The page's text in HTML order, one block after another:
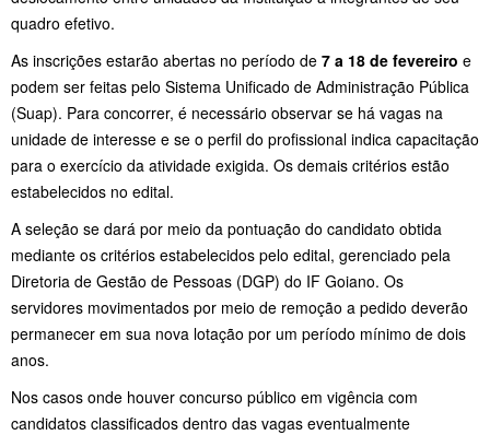
quadro efetivo.
As inscrições estarão abertas no período de 7 a 18 de fevereiro e
podem ser feitas pelo Sistema Unificado de Administração Pública
(Suap). Para concorrer, é necessário observar se há vagas na
unidade de interesse e se o perfil do profissional indica capacitação
para o exercício da atividade exigida. Os demais critérios estão
estabelecidos no edital.
A seleção se dará por meio da pontuação do candidato obtida
mediante os critérios estabelecidos pelo edital, gerenciado pela
Diretoria de Gestão de Pessoas (DGP) do IF Goiano. Os
servidores movimentados por meio de remoção a pedido deverão
permanecer em sua nova lotação por um período mínimo de dois
anos.
Nos casos onde houver concurso público em vigência com
candidatos classificados dentro das vagas eventualmente